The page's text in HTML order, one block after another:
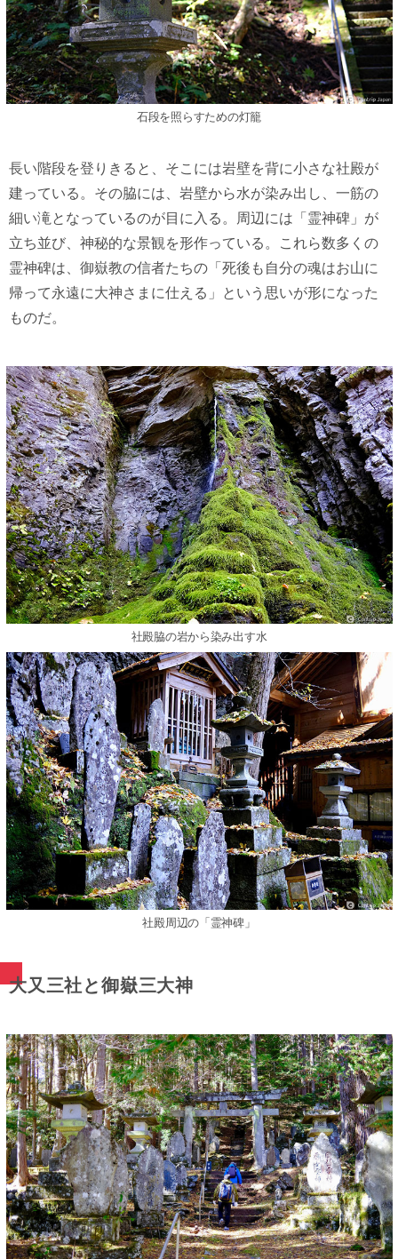
石段を照らすための灯籠
長い階段を登りきると、そこには岩壁を背に小さな社殿が
建っている。その脇には、岩壁から水が染み出し、一筋の
細い滝となっているのが目に入る。周辺には「霊神碑」が
立ち並び、神秘的な景観を形作っている。これら数多くの
霊神碑は、御嶽教の信者たちの「死後も自分の魂はお山に
帰って永遠に大神さまに仕える」という思いが形になった
ものだ。
社殿脇の岩から染み出す水
社殿周辺の「霊神碑」
大又三社と御嶽三大神